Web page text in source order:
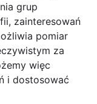
grup
zainteresowań
pomiar
za
więc
i dostosować